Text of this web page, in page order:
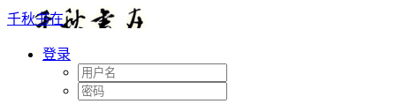
千秋书在
登录